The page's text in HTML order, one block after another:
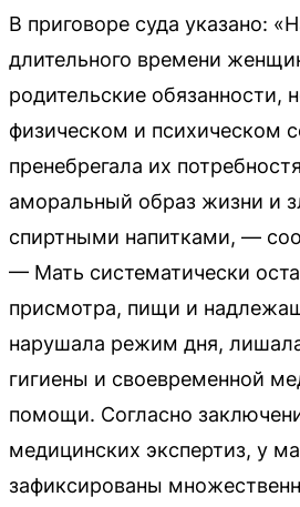
В приговоре суда указано:
длительного времени
родительские обязанности,
физическом и психическом
пренебрегала их
аморальный образ жизни и
спиртными напитками, —
— Мать систематически
присмотра, пищи и
нарушала режим дня,
гигиены и своевременной
помощи. Согласно
медицинских экспертиз, у
зафиксированы